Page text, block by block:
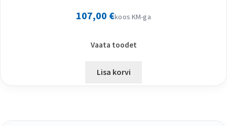
107,00 €koos KM-ga
Vaata toodet
Lisa korvi